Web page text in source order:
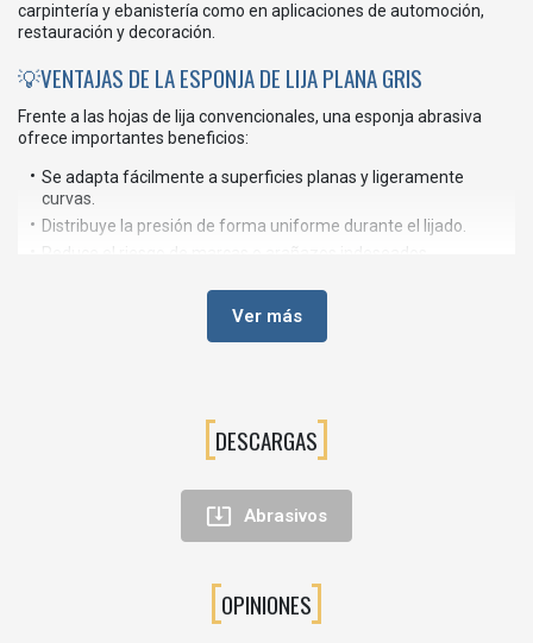
carpintería y ebanistería como en aplicaciones de automoción,
restauración y decoración.
💡VENTAJAS DE LA ESPONJA DE LIJA PLANA GRIS
Frente a las hojas de lija convencionales, una esponja abrasiva
ofrece importantes beneficios:
Se adapta fácilmente a superficies planas y ligeramente
curvas.
Distribuye la presión de forma uniforme durante el lijado.
Reduce el riesgo de marcas o arañazos indeseados.
Permite trabajar con mayor precisión en zonas de difícil
Diseño plano para un lijado uniforme.
Excelente adaptación a perfiles y contornos.
Ligera y fácil de manejar.
Indicada para uso profesional y bricolaje avanzado.
Ver más
DESCARGAS
 Abrasivos
OPINIONES